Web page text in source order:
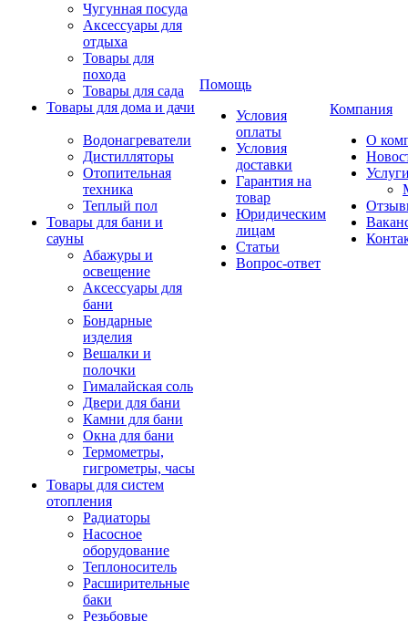
Чугунная посуда
Аксессуары для
отдыха
Товары для
похода
Товары для сада
Товары для дома и дачи
Водонагреватели
Дистилляторы
Отопительная
техника
Теплый пол
Товары для бани и
сауны
Абажуры и
освещение
Аксессуары для
бани
Бондарные
изделия
Вешалки и
полочки
Гималайская соль
Двери для бани
Камни для бани
Окна для бани
Термометры,
гигрометры, часы
Товары для систем
отопления
Радиаторы
Насосное
оборудование
Теплоноситель
Расширительные
баки
Резьбовые
Помощь
Условия
оплаты
Условия
доставки
Гарантия на
товар
Юридическим
лицам
Статьи
Вопрос-ответ
Компания
О